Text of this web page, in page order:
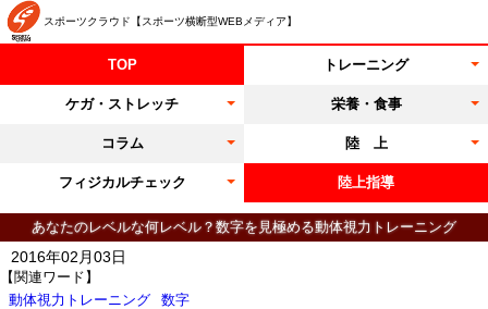
スポーツクラウド【スポーツ横断型WEBメディア】
TOP トレーニング
ケガ・ストレッチ 栄養・食事
コラム 陸 上
フィジカルチェック 陸上指導
あなたのレベルな何レベル？数字を見極める動体視力トレーニング
【関連ワード】
動体視力トレーニング
数字
2016年02月03日